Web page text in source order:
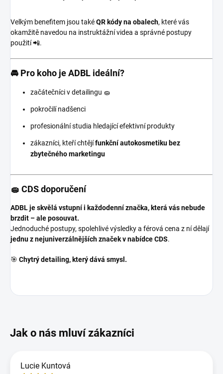
Velkým benefitem jsou takéQR kódy na obalech, které vás
okamžitě navedou na instruktážní videa a správné postupy
použití 📲.
🚘 Pro koho je ADBL ideální?
začátečníci v detailingu 🧽
pokročilí nadšenci
profesionální studia hledající efektivní produkty
zákazníci, kteří chtějífunkční autokosmetiku bez
zbytečného marketingu
🧽 CDS doporučení
ADBL je skvělá vstupní i každodenní značka, která vás nebude
brzdit – ale posouvat.
Jednoduché postupy, spolehlivé výsledky a férová cena z ní dělají
jednu z nejuniverzálnějších značek v nabídce CDS.
🎯 Chytrý detailing, který dává smysl.
Lucie Kuntová